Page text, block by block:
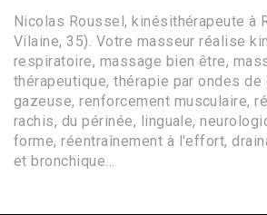
Nicolas Roussel, kinésithérapeute à
Vilaine, 35). Votre masseur réalise
respiratoire, massage bien être,
thérapeutique, thérapie par ondes de
gazeuse, renforcement musculaire,
rachis, du périnée, linguale,
forme, réentraînement à l'effort,
et bronchique...